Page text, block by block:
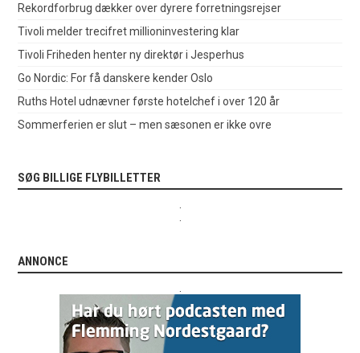
Rekordforbrug dækker over dyrere forretningsrejser
Tivoli melder trecifret millioninvestering klar
Tivoli Friheden henter ny direktør i Jesperhus
Go Nordic: For få danskere kender Oslo
Ruths Hotel udnævner første hotelchef i over 120 år
Sommerferien er slut – men sæsonen er ikke ovre
SØG BILLIGE FLYBILLETTER
ANNONCE